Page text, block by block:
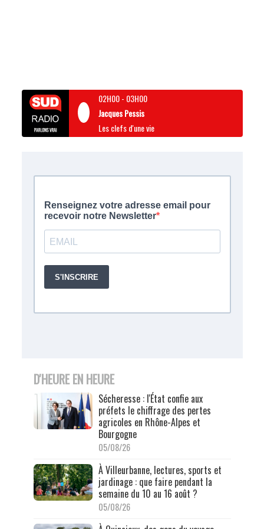
02H00- 03H00
Jacques Pessis
Les clefs d'une vie
D'HEURE EN HEURE
Sécheresse : l'État confie aux
préfets le chiffrage des pertes
agricoles en Rhône-Alpes et
Bourgogne
05/08/26
À Villeurbanne, lectures, sports et
jardinage : que faire pendant la
semaine du 10 au 16 août ?
05/08/26